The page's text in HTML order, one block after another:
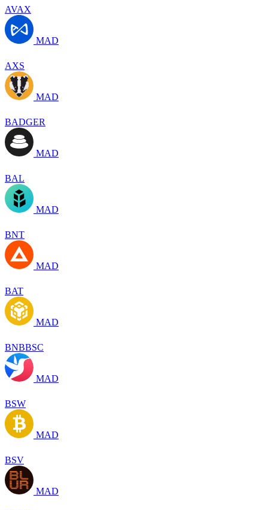
AVAX
MAD
AXS
MAD
BADGER
MAD
BAL
MAD
BNT
MAD
BAT
MAD
BNBBSC
MAD
BSW
MAD
BSV
MAD